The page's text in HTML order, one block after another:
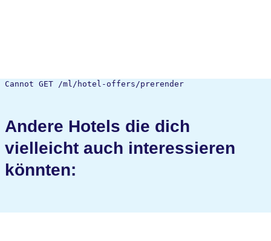
Cannot GET /ml/hotel-offers/prerender
Andere Hotels die dich
vielleicht auch interessieren
könnten: